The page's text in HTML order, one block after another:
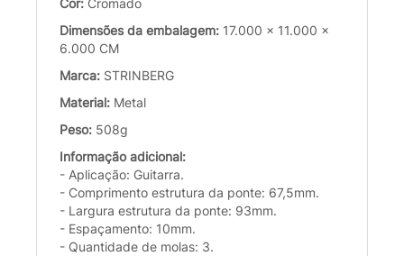
Cor: Cromado
Dimensões da embalagem: 17.000 x 11.000 x
6.000 CM
Marca: STRINBERG
Material: Metal
Peso: 508g
Informação adicional:
- Aplicação: Guitarra.
- Comprimento estrutura da ponte: 67,5mm.
- Largura estrutura da ponte: 93mm.
- Espaçamento: 10mm.
- Quantidade de molas: 3.